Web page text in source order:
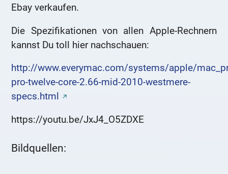
Ebay verkaufen.
Die Spezifikationen von allen Apple-Rechnern
kannst Du toll hier nachschauen:
http://www.everymac.com/systems/apple/
pro-twelve-core-2.66-mid-2010-westmere-
specs.html
https://youtu.be/JxJ4_O5ZDXE
Bildquellen: